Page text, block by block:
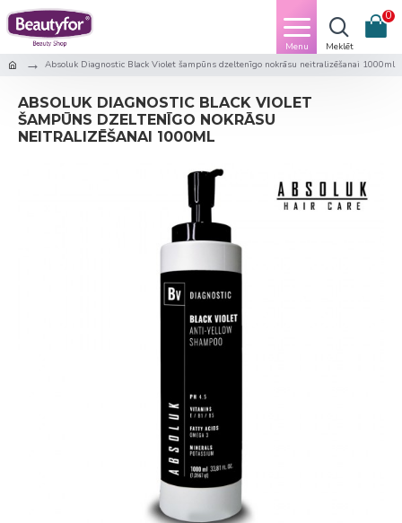
0
Absoluk Diagnostic Black Violet šampūns dzeltenīgo nokrāsu neitralizēšanai 1000ml
ABSOLUK DIAGNOSTIC BLACK VIOLET
ŠAMPŪNS DZELTENĪGO NOKRĀSU
NEITRALIZĒŠANAI 1000ML